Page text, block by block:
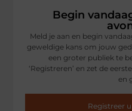
Begin
Meld je aan en begin
geweldige kans om jouw
een groter publiek te
‘Registreren’ en zet de
en
Registreer